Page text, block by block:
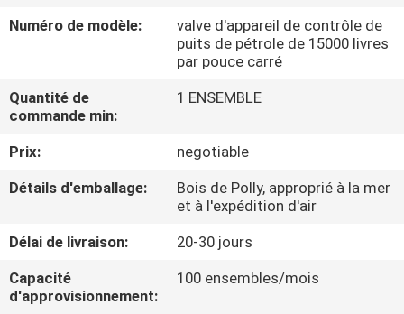
VISITE
CONTRÔLE
DE
QUALITÉ
CONTACTEZ-
NOUS
Numéro de modèle:
valve d'appareil de contrôle de
puits de pétrole de 15000 livres
par pouce carré
Quantité de
commande min:
1 ENSEMBLE
Prix:
negotiable
Détails d'emballage:
Bois de Polly, approprié à la mer
et à l'expédition d'air
Délai de livraison:
20-30 jours
Capacité
d'approvisionnement:
100 ensembles/mois